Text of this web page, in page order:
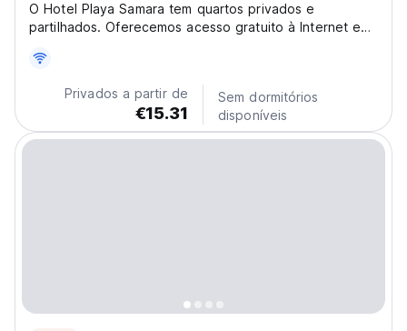
O Hotel Playa Samara tem quartos privados e
partilhados. Oferecemos acesso gratuito à Internet e
Privados a partir de
€15.31
Sem dormitórios
disponíveis